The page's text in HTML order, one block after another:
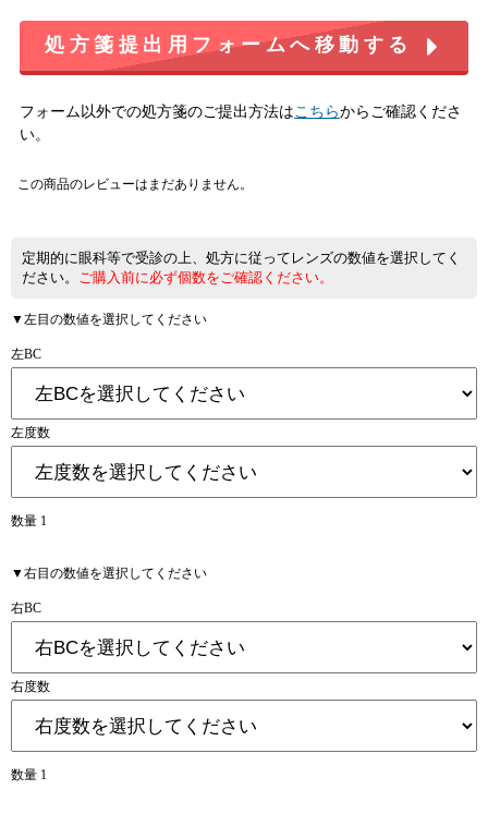
処方箋提出用フォームへ移動する
フォーム以外での処方箋のご提出方法は こちらからご確認くださ
い。
この商品のレビューはまだありません。
定期的に眼科等で受診の上、処方に従ってレンズの数値を選択してく
ださい。 ご購入前に必ず個数をご確認ください。
▼左目の数値を選択してください
左BC
左度数
数量 1
▼右目の数値を選択してください
右BC
右度数
数量 1